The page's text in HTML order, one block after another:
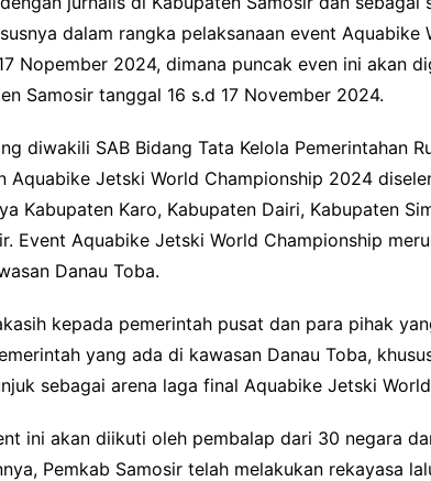
dalam rangka pelaksanaan event
Nopember 2024, dimana puncak even ini akan
Samosir tanggal 16 s.d 17 November 2024.
diwakili SAB Bidang Tata Kelola Pemerintahan
Aquabike Jetski World Championship 2024
Kabupaten Karo, Kabupaten Dairi, Kabupaten
Event Aquabike Jetski World Championship
Danau Toba.
kepada pemerintah pusat dan para pihak
yang ada di kawasan Danau Toba,
sebagai arena laga final Aquabike Jetski
ini akan diikuti oleh pembalap dari 30 negara
Pemkab Samosir telah melakukan rekayasa